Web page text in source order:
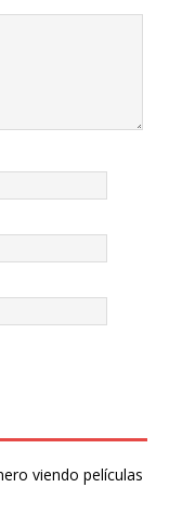
viendo películas